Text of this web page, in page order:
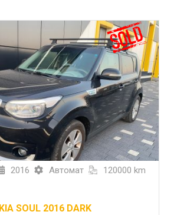
2016 Автомат 120000 km
KIA SOUL 2016 DARK